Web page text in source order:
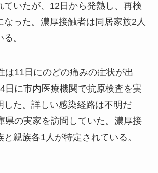
ていたが、12 日から発熱し、再検
なった。濃厚接触者は 同居家族2人
。
は11日にのどの痛みの症状が出
4日に市内医療機関で抗原検査を実
した。 詳しい感染経路は不明だ
県の実家を訪問していた。濃厚接
親族各1人が特定されている。